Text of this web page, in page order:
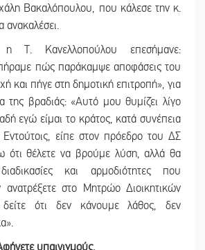
Βακαλόπουλου, που κάλεσε την κ.
ανακαλέσει.
η Τ. Κανελλοπούλου επεσήμανε:
πώς παράκαμψε αποφάσεις του
και πήγε στη δημοτική επιτροπή», για
της βραδιάς: «Αυτό μου θυμίζει λίγο
εγώ είμαι το κράτος, κατά συνέπεια
είπε στον πρόεδρο του ΔΣ
ότι θέλετε να βρούμε λύση, αλλά θα
και αρμοδιότητες που
ανατρέξετε στο Μητρώο Διοικητικών
ότι δεν κάνουμε λάθος, δεν
υπαινιγμούς,